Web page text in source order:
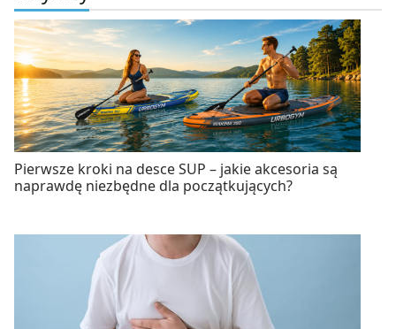
Pierwsze kroki na desce SUP – jakie akcesoria są
naprawdę niezbędne dla początkujących?